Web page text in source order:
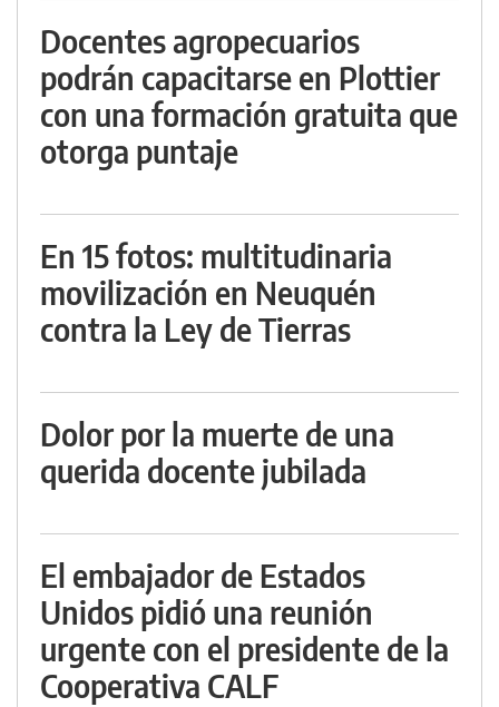
Docentes agropecuarios
podrán capacitarse en Plottier
con una formación gratuita que
otorga puntaje
En 15 fotos: multitudinaria
movilización en Neuquén
contra la Ley de Tierras
Dolor por la muerte de una
querida docente jubilada
El embajador de Estados
Unidos pidió una reunión
urgente con el presidente de la
Cooperativa CALF